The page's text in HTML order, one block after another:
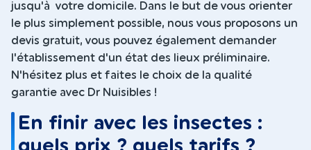
jusqu'à votre domicile. Dans le but de vous orienter
le plus simplement possible, nous vous proposons un
devis gratuit, vous pouvez également demander
l'établissement d'un état des lieux préliminaire.
N'hésitez plus et faites le choix de la qualité
garantie avec Dr Nuisibles !
En finir avec les insectes :
quels prix ? quels tarifs ?